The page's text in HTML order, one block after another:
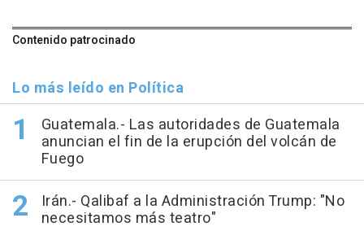
Contenido patrocinado
Lo más leído en Política
Guatemala.- Las autoridades de Guatemala
anuncian el fin de la erupción del volcán de
Fuego
Irán.- Qalibaf a la Administración Trump: "No
necesitamos más teatro"